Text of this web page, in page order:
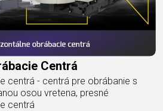
Centrá
centrá - centrá pre obrábanie s
osou vretena, presné
centrá